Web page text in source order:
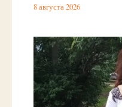
8 августа 2026